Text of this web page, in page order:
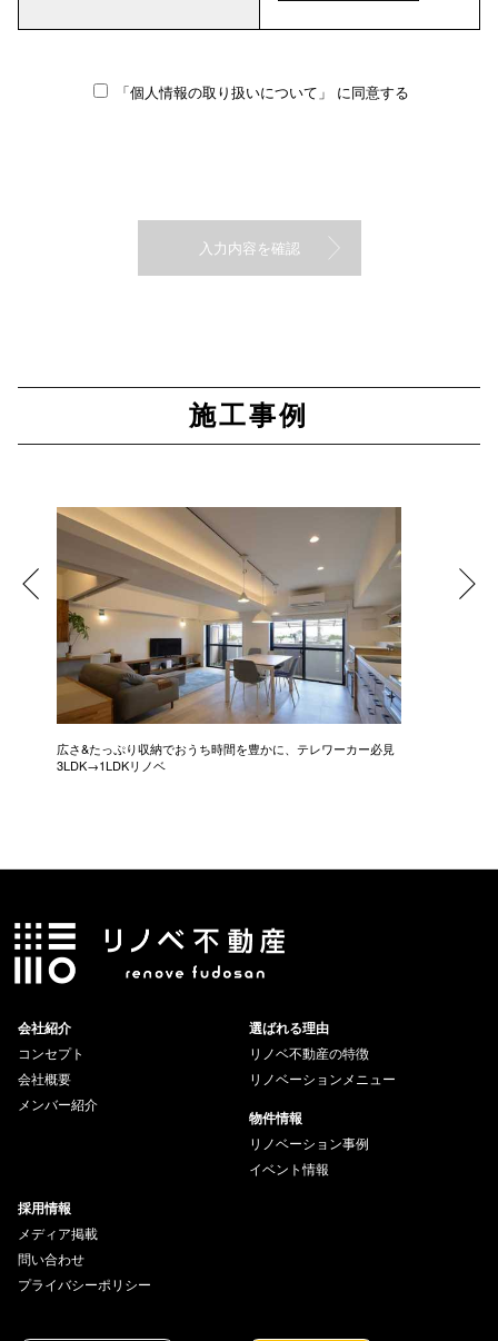
「個人情報の取り扱いについて」 に同意する
施工事例
広さ&たっぷり収納でおうち時間を豊かに、テレワーカー必見
3LDK→1LDKリノベ
会社紹介
コンセプト
会社概要
メンバー紹介
選ばれる理由
リノベ不動産の特徴
リノベーションメニュー
物件情報
リノベーション事例
イベント情報
採用情報
メディア掲載
問い合わせ
プライバシーポリシー